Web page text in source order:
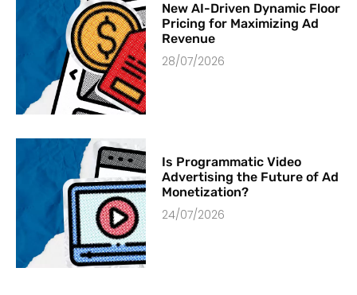
New AI-Driven Dynamic Floor
Pricing for Maximizing Ad
Revenue
28/07/2026
Is Programmatic Video
Advertising the Future of Ad
Monetization?
24/07/2026